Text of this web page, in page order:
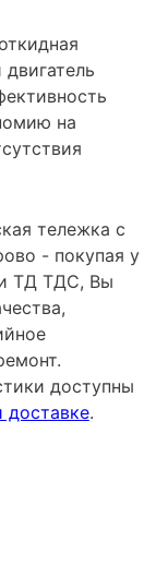
на
тележка c
- покупая у
ТД ТДС, Вы
доступны
доставке.